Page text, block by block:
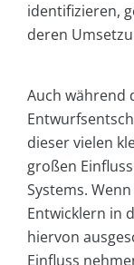
identifizieren,
deren
Auch während
dieser vielen
großen
Systems.
Entwicklern in
hiervon
Einfluss